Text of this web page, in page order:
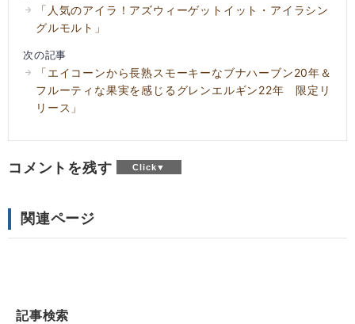
「人気のアイラ！アズウィーゲットイット・アイラシン
グルモルト」
次の記事
「エイコーンから長熟スモーキーなブナハーブン20年＆
フルーティな果実を感じるグレンエルギン22年 限定リ
リース」
コメントを残す
関連ページ
記事検索